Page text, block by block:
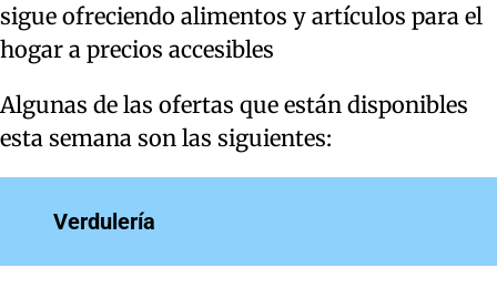
sigue ofreciendo alimentos y artículos para el
hogar a precios accesibles
Algunas de las ofertas que están disponibles
esta semana son las siguientes:
Verdulería